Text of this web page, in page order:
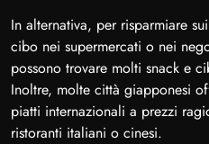
In alternativa, per risparmiare
cibo nei supermercati o nei
possono trovare molti snack e
Inoltre, molte città giapponesi
piatti internazionali a prezzi
ristoranti italiani o cinesi.